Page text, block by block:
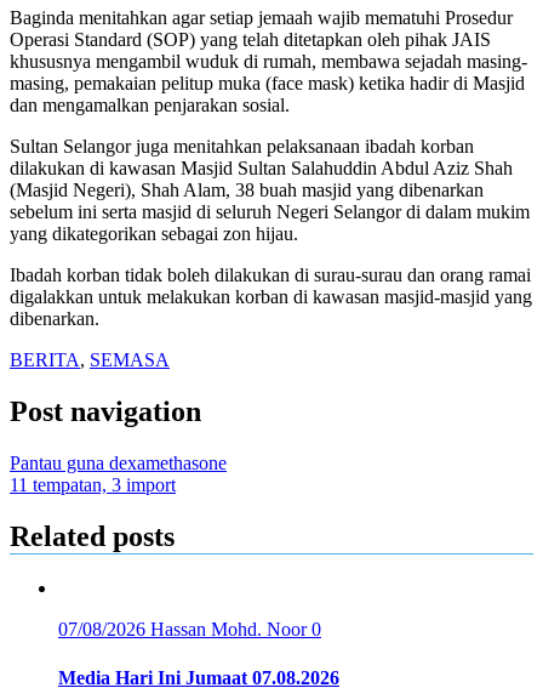
Baginda menitahkan agar setiap jemaah wajib mematuhi Prosedur
Operasi Standard (SOP) yang telah ditetapkan oleh pihak JAIS
khususnya mengambil wuduk di rumah, membawa sejadah masing-
masing, pemakaian pelitup muka (face mask) ketika hadir di Masjid
dan mengamalkan penjarakan sosial.
Sultan Selangor juga menitahkan pelaksanaan ibadah korban
dilakukan di kawasan Masjid Sultan Salahuddin Abdul Aziz Shah
(Masjid Negeri), Shah Alam, 38 buah masjid yang dibenarkan
sebelum ini serta masjid di seluruh Negeri Selangor di dalam mukim
yang dikategorikan sebagai zon hijau.
Ibadah korban tidak boleh dilakukan di surau-surau dan orang ramai
digalakkan untuk melakukan korban di kawasan masjid-masjid yang
dibenarkan.
BERITA, SEMASA
Post navigation
Pantau guna dexamethasone
11 tempatan, 3 import
Related posts
07/08/2026 Hassan Mohd. Noor0
Media Hari Ini Jumaat 07.08.2026